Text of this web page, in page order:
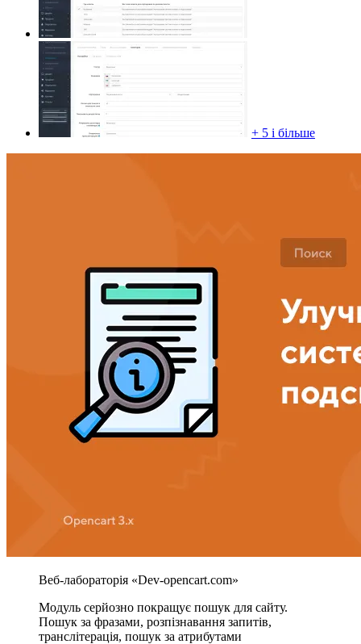
+ 5 і більше
Модуль серйозно покращує пошук для сайту.
Пошук за фразами, розпізнавання запитів,
транслітерація, пошук за атрибутами